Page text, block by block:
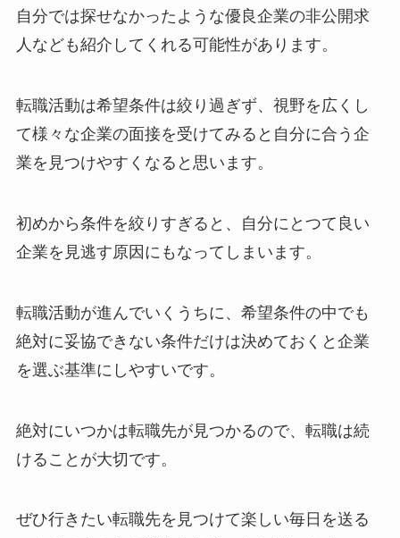
自分では探せなかったような優良企業の非公開求
人なども紹介してくれる可能性があります。
転職活動は希望条件は絞り過ぎず、視野を広くし
て様々な企業の面接を受けてみると自分に合う企
業を見つけやすくなると思います。
初めから条件を絞りすぎると、自分にとつて良い
企業を見逃す原因にもなってしまいます。
転職活動が進んでいくうちに、希望条件の中でも
絶対に妥協できない条件だけは決めておくと企業
を選ぶ基準にしやすいです。
絶対にいつかは転職先が見つかるので、転職は続
けることが大切です。
ぜひ行きたい転職先を見つけて楽しい毎日を送る